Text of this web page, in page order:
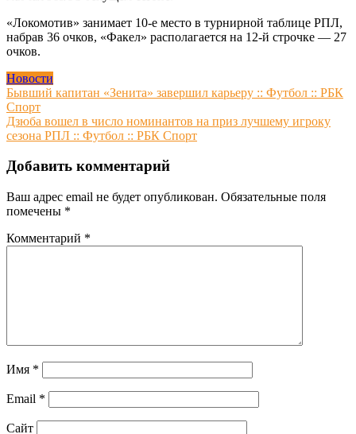
«Локомотив» занимает 10-е место в турнирной таблице РПЛ,
набрав 36 очков, «Факел» располагается на 12-й строчке — 27
очков.
Новости
Навигация
по
записям
Бывший капитан «Зенита» завершил карьеру :: Футбол :: РБК
Спорт
Дзюба вошел в число номинантов на приз лучшему игроку
сезона РПЛ :: Футбол :: РБК Спорт
Добавить комментарий
Ваш адрес email не будет опубликован. Обязательные поля
помечены *
Комментарий *
Имя *
Email *
Сайт